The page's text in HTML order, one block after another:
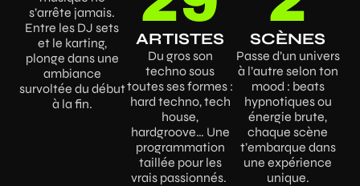
s’arrête jamais.
Entre les DJ sets
et le karting,
plonge dans une
ambiance
survoltée du début
à la fin.
ARTISTES
Du gros son
techno sous
toutes ses formes :
hard techno, tech
house,
hardgroove… Une
programmation
taillée pour les
vrais passionnés.
SCÈNES
Passe d’un univers
à l’autre selon ton
mood : beats
hypnotiques ou
énergie brute,
chaque scène
t’embarque dans
une expérience
unique.